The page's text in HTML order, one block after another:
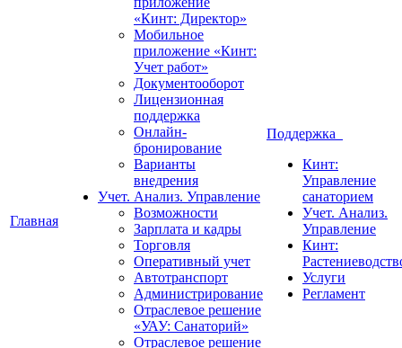
Главная
«Кинт: Директор»
Мобильное
приложение «Кинт:
Учет работ»
Документооборот
Лицензионная
поддержка
Онлайн-
бронирование
Варианты
внедрения
Учет. Анализ. Управление
Возможности
Зарплата и кадры
Торговля
Оперативный учет
Автотранспорт
Администрирование
Отраслевое решение
«УАУ: Санаторий»
Отраслевое решение
Поддержка
Кинт:
Управление
санаторием
Учет. Анализ.
Управление
Кинт:
Услуги
Регламент